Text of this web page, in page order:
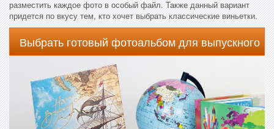
разместить каждое фото в особый файл. Также данный вариант
придется по вкусу тем, кто хочет выбрать классические виньетки.
Выбрать готовый фотоальбом для выпускного